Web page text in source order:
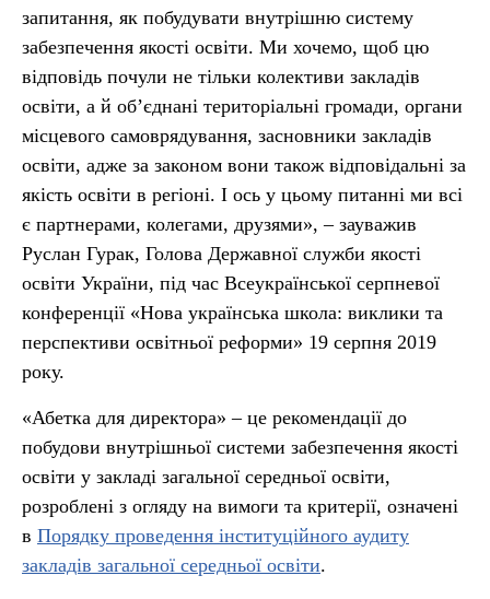
запитання, як побудувати внутрішню систему
забезпечення якості освіти. Ми хочемо, щоб цю
відповідь почули не тільки колективи закладів
освіти, а й об’єднані територіальні громади, органи
місцевого самоврядування, засновники закладів
освіти, адже за законом вони також відповідальні за
якість освіти в регіоні. І ось у цьому питанні ми всі
є партнерами, колегами, друзями», – зауважив
Руслан Гурак, Голова Державної служби якості
освіти України, під час Всеукраїнської серпневої
конференції «Нова українська школа: виклики та
перспективи освітньої реформи» 19 серпня 2019
року.
«Абетка для директора» – це рекомендації до
побудови внутрішньої системи забезпечення якості
освіти у закладі загальної середньої освіти,
розроблені з огляду на вимоги та критерії, означені
в Порядку проведення інституційного аудиту
закладів загальної середньої освіти.